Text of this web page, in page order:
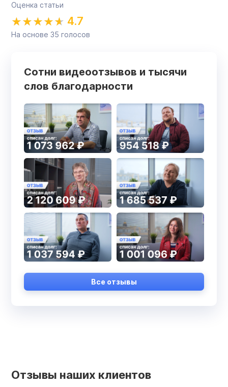
Оценка статьи
4.7
На основе 35 голосов
Сотни видеоотзывов и тысячи
слов благодарности
Все отзывы
Отзывы наших клиентов